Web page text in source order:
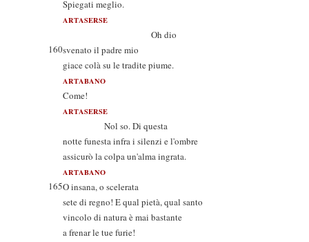
Spiegati meglio.
ARTASERSE
Oh dio
160svenato il padre mio
giace colà su le tradite piume.
ARTABANO
Come!
ARTASERSE
Nol so. Di questa
notte funesta infra i silenzi e l'ombre
assicurò la colpa un'alma ingrata.
ARTABANO
165O insana, o scelerata
sete di regno! E qual pietà, qual santo
vincolo di natura è mai bastante
a frenar le tue furie!